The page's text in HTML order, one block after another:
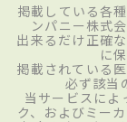
掲載している各
ンパニー株式
出来るだけ正確
に
掲載されている
必ず該当
当サービスによ
ク、およびミー